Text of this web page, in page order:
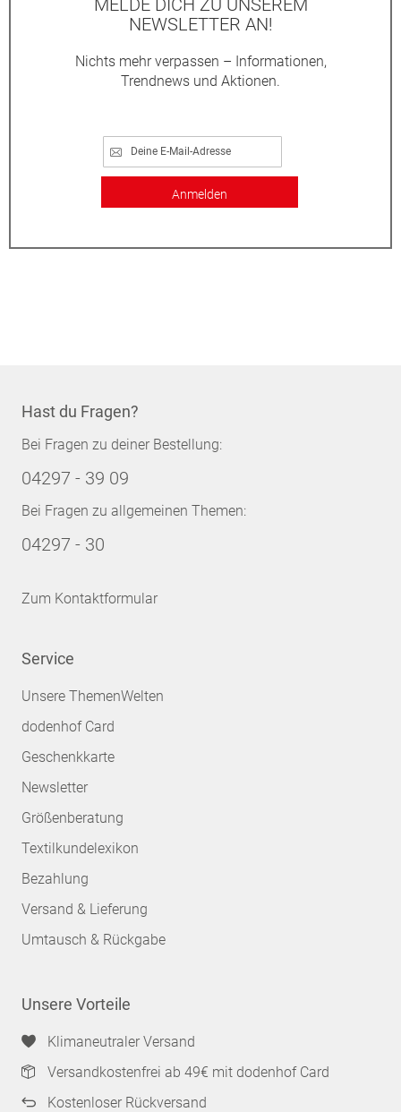
MELDE DICH ZU UNSEREM
NEWSLETTER AN!
Nichts mehr verpassen – Informationen,
Trendnews und Aktionen.
Anmelden
Hast du Fragen?
Bei Fragen zu deiner Bestellung:
04297 - 39 09
Bei Fragen zu allgemeinen Themen:
04297 - 30
Zum Kontaktformular
Service
Unsere ThemenWelten
dodenhof Card
Geschenkkarte
Newsletter
Größenberatung
Textilkundelexikon
Bezahlung
Versand & Lieferung
Umtausch & Rückgabe
Unsere Vorteile
Klimaneutraler Versand
Versandkostenfrei ab 49€ mit dodenhof Card
Kostenloser Rückversand